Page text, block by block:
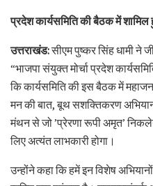
प्रदेश कार्यसमिति की बैठक में शामिल
उत्तराखंड:सीएम पुष्कर सिंह धामी ने
“भाजपा संयुक्त मोर्चा प्रदेश
कि कार्यसमिति की इस बैठक में
मन की बात, बूथ सशक्तिकरण
मंथन से जो ’प्रेरणा रूपी अमृत’
लिए अत्यंत लाभकारी होगा।
उन्होंने कहा कि हमें इन विशेष